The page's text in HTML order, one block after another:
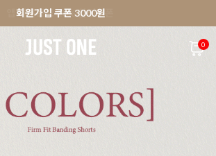
앱 다운로드 10% 할인쿠폰
🚀오늘출발상품 당일발송 배송중
회원가입 쿠폰 3000원
앱 다운로드 10% 할인쿠폰
0